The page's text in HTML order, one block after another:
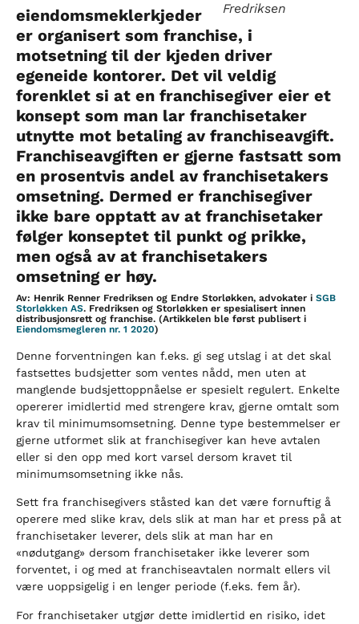
Fredriksen
eiendomsmeklerkjeder
er organisert som franchise, i
motsetning til der kjeden driver
egeneide kontorer. Det vil veldig
forenklet si at en franchisegiver eier et
konsept som man lar franchisetaker
utnytte mot betaling av franchiseavgift.
Franchiseavgiften er gjerne fastsatt som
en prosentvis andel av franchisetakers
omsetning. Dermed er franchisegiver
ikke bare opptatt av at franchisetaker
følger konseptet til punkt og prikke,
men også av at franchisetakers
omsetning er høy.
Av: Henrik Renner Fredriksen og Endre Storløkken, advokater i SGB
Storløkken AS. Fredriksen og Storløkken er spesialisert innen
distribusjonsrett og franchise. (Artikkelen ble først publisert i
Eiendomsmegleren nr. 1 2020)
Denne forventningen kan f.eks. gi seg utslag i at det skal
fastsettes budsjetter som ventes nådd, men uten at
manglende budsjettoppnåelse er spesielt regulert. Enkelte
opererer imidlertid med strengere krav, gjerne omtalt som
krav til minimumsomsetning. Denne type bestemmelser er
gjerne utformet slik at franchisegiver kan heve avtalen
eller si den opp med kort varsel dersom kravet til
minimumsomsetning ikke nås.
Sett fra franchisegivers ståsted kan det være fornuftig å
operere med slike krav, dels slik at man har et press på at
franchisetaker leverer, dels slik at man har en
«nødutgang» dersom franchisetaker ikke leverer som
forventet, i og med at franchiseavtalen normalt ellers vil
være uoppsigelig i en lenger periode (f.eks. fem år).
For franchisetaker utgjør dette imidlertid en risiko, idet